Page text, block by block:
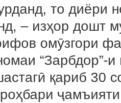
то диёри
– изҳор дошт
омӯзгори
“Зарбдор”-
қариб 30